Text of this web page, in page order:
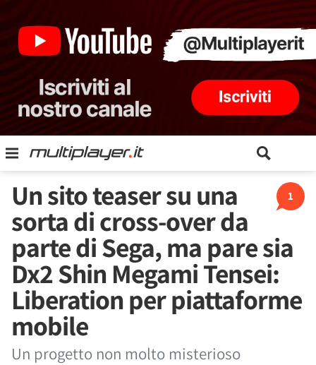
1
Un sito teaser su una
sorta di cross-over da
parte di Sega, ma pare sia
Dx2 Shin Megami Tensei:
Liberation per piattaforme
mobile
Un progetto non molto misterioso